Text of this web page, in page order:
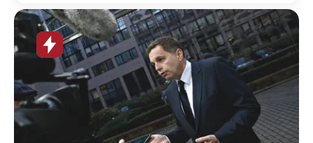
Horúca
novinka